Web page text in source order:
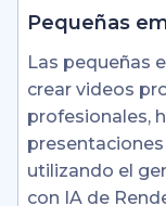
Pequeñas
Las pequeñas
crear videos
profesionales,
utilizando el
con IA de